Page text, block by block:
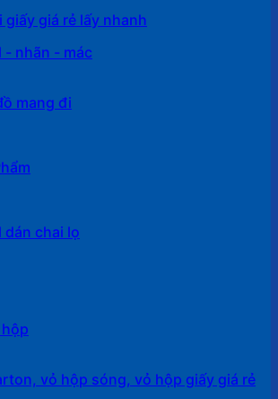
giấy giá rẻ lấy nhanh
- nhãn - mác
mang đi
dán chai lọ
vỏ hộp sóng, vỏ hộp giấy giá rẻ